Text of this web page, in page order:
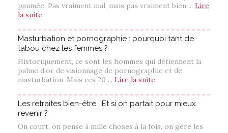
paumée. Pas vraiment mal, mais pas vraiment bien ... Lire
la suite
Masturbation et pornographie : pourquoi tant de
tabou chez les femmes ?
Historiquement, ce sont les hommes qui détiennent la
palme d’or de visionnage de pornographie et de
masturbation. Mais ces 20 ... Lire la suite
Les retraites bien-être : Et si on partait pour mieux
revenir ?
On court, on pense à mille choses à la fois, on gère les